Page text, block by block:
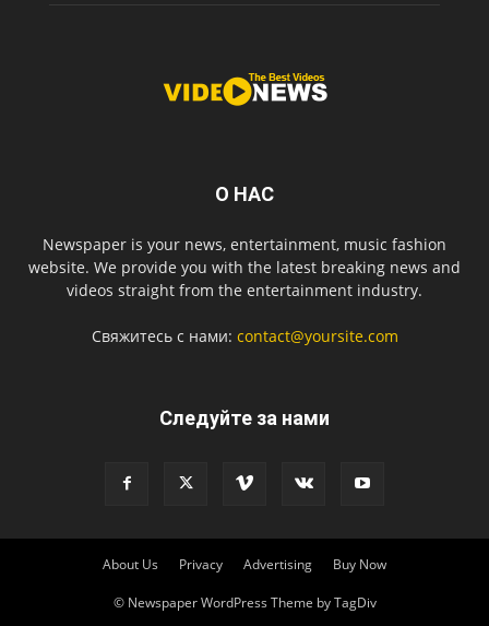
О НАС
Newspaper is your news, entertainment, music fashion
website. We provide you with the latest breaking news and
videos straight from the entertainment industry.
Свяжитесь с нами: contact@yoursite.com
Следуйте за нами
About Us Privacy Advertising Buy Now
© Newspaper WordPress Theme by TagDiv